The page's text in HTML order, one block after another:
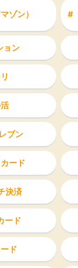
ゾン）
ョン
ブン
ード
決済
ード
ド